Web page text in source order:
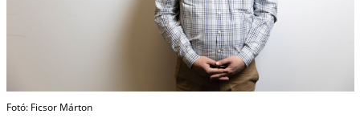
Fotó: Ficsor Márton